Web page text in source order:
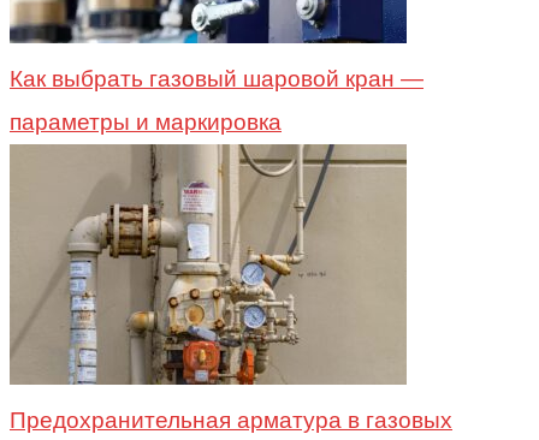
Как выбрать газовый шаровой кран —
параметры и маркировка
Предохранительная арматура в газовых